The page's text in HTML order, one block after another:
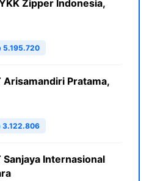
Zipper Indonesia,
5.195.720
Arisamandiri Pratama,
3.122.806
Internasional